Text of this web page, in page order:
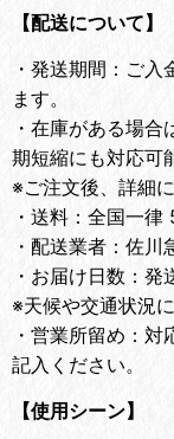
【配送について】
・ 発送期間：ご入
ます。
・ 在庫がある場合
期短縮にも対応可
※ご注文後、詳細
・ 送料：全国一律
・ 配送業者：佐川
・ お届け日数：発
※天候や交通状況
・ 営業所留め：対
記入ください。
【使用シーン】